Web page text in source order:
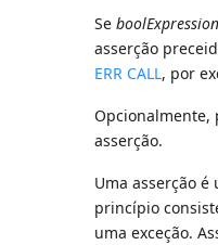
SeboolExpression
asserção
ERR CALL, por
asserção.
Uma asserção
princípio
uma exceção.